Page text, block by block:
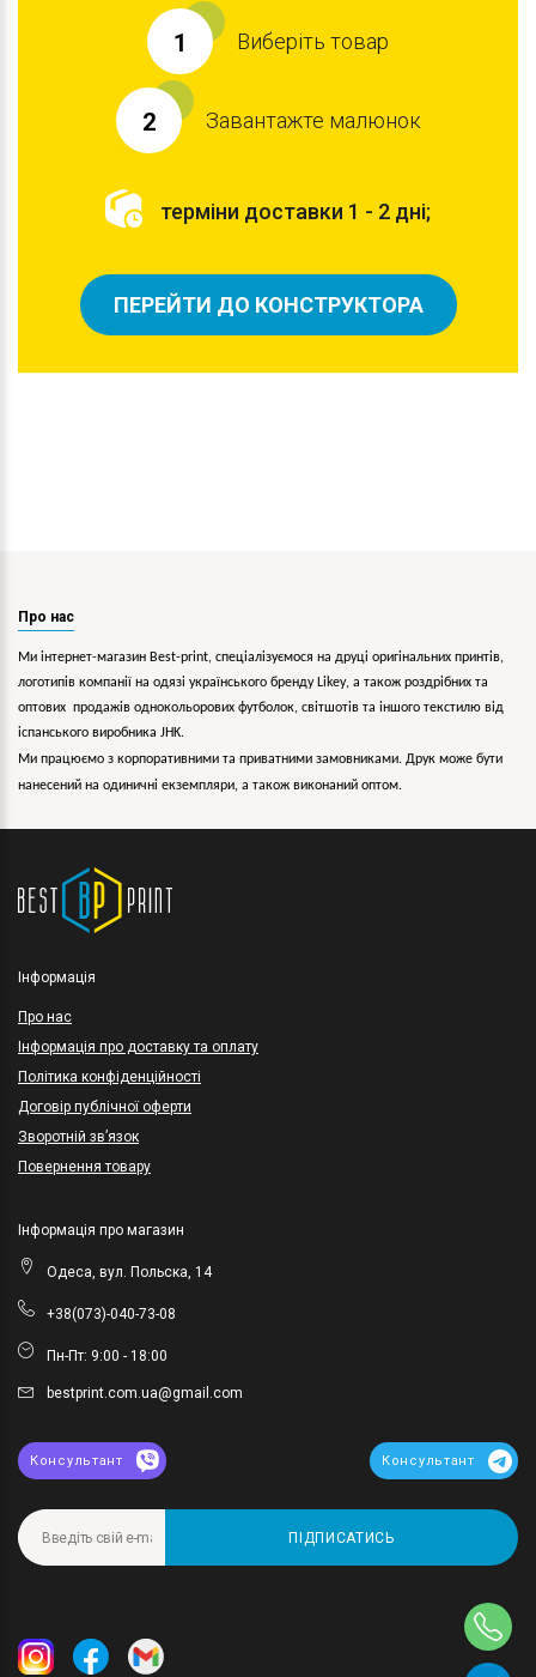
1 Виберіть товар
2 Завантажте малюнок
терміни доставки 1 - 2 дні;
ПЕРЕЙТИ ДО КОНСТРУКТОРА
Про нас
Ми інтернет-магазин Best-print, спеціалізуємося на друці оригінальних принтів,
логотипів компанії на одязі українського бренду Likey, а також роздрібних та
оптових продажів однокольорових футболок, світшотів та іншого текстилю від
іспанського виробника JHK.
Ми працюємо з корпоративними та приватними замовниками. Друк може бути
нанесений на одиничні екземпляри, а також виконаний оптом.
Інформація
Про нас
Інформація про доставку та оплату
Політика конфіденційності
Договір публічної оферти
Зворотній зв’язок
Повернення товару
Інформація про магазин
Одеса, вул. Польска, 14
+38(073)-040-73-08
Пн-Пт: 9:00 - 18:00
bestprint.com.ua@gmail.com
Консультант Консультант
ПІДПИСАТИСЬ